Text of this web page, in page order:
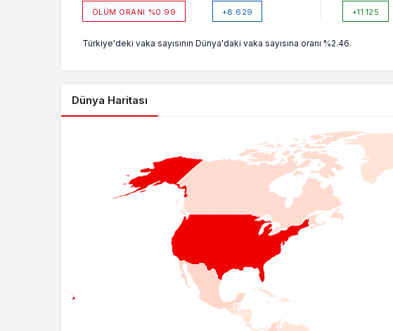
ÖLÜM ORANI %0.99 +8.629 +11.125
Türkiye'deki vaka sayısının Dünya'daki vaka sayısına oranı %2.46.
Dünya Haritası